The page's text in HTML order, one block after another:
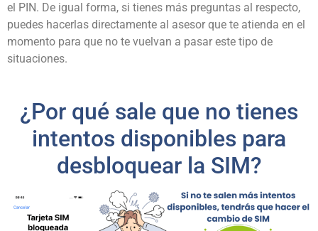
el PIN. De igual forma, si tienes más preguntas al respecto,
puedes hacerlas directamente al asesor que te atienda en el
momento para que no te vuelvan a pasar este tipo de
situaciones.
¿Por qué sale que no tienes
intentos disponibles para
desbloquear la SIM?